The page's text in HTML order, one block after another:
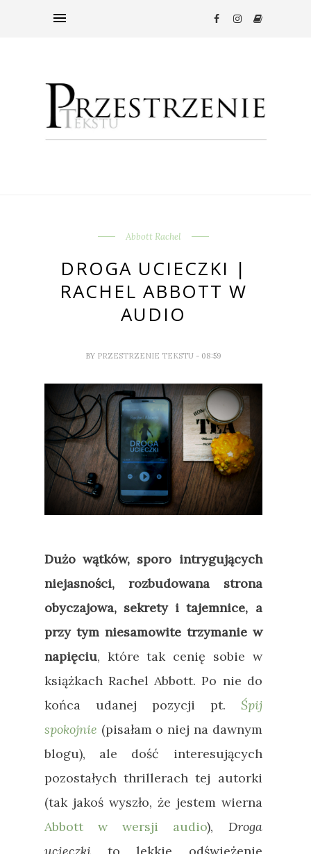
Abbott Rachel
DROGA UCIECZKI |
RACHEL ABBOTT W
AUDIO
BY PRZESTRZENIE TEKSTU - 08:59
Dużo wątków, sporo intrygujących
niejasności, rozbudowana strona
obyczajowa, sekrety i tajemnice, a
przy tym niesamowite trzymanie w
napięciu, które tak cenię sobie w
książkach Rachel Abbott. Po nie do
końca udanej pozycji pt. Śpij
spokojnie (pisałam o niej na dawnym
blogu), ale dość interesujących
pozostałych thrillerach tej autorki
(tak jakoś wyszło, że jestem wierna
Abbott w wersji audio), Droga
ucieczki to lekkie odświeżenie